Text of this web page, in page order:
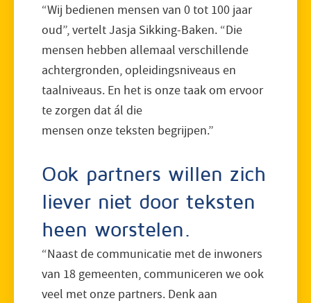
“Wij bedienen mensen van 0 tot 100 jaar
oud”, vertelt Jasja Sikking-Baken. “Die
mensen hebben allemaal verschillende
achtergronden, opleidingsniveaus en
taalniveaus. En het is onze taak om ervoor
te zorgen dat ál die
mensen onze teksten begrijpen.”
Ook partners willen zich
liever niet door teksten
heen worstelen.
“Naast de communicatie met de inwoners
van 18 gemeenten, communiceren we ook
veel met onze partners. Denk aan